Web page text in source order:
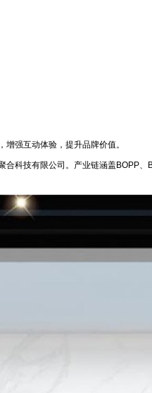
强互动体验，提升品牌价值。
技有限公司。产业链涵盖BOPP